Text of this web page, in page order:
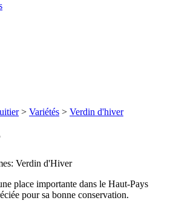
> Variétés > Verdin d'hiver
Verdin d'Hiver
place importante dans le Haut-Pays
pour sa bonne conservation.